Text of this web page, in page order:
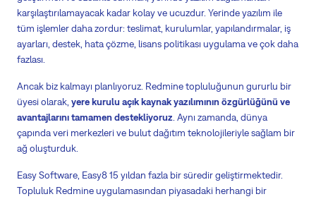
karşılaştırılamayacak kadar kolay ve ucuzdur. Yerinde yazılım ile
tüm işlemler daha zordur: teslimat, kurulumlar, yapılandırmalar, iş
ayarları, destek, hata çözme, lisans politikası uygulama ve çok daha
fazlası.
Ancak biz kalmayı planlıyoruz. Redmine topluluğunun gururlu bir
üyesi olarak, yere kurulu açık kaynak yazılımının özgürlüğünü ve
avantajlarını tamamen destekliyoruz . Aynı zamanda, dünya
çapında veri merkezleri ve bulut dağıtım teknolojileriyle sağlam bir
ağ oluşturduk.
Easy Software, Easy8 15 yıldan fazla bir süredir geliştirmektedir.
Topluluk Redmine uygulamasından piyasadaki herhangi bir